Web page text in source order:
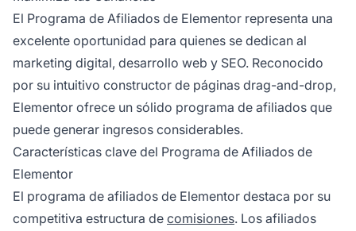
El Programa de Afiliados de Elementor representa una
excelente oportunidad para quienes se dedican al
marketing digital, desarrollo web y SEO. Reconocido
por su intuitivo constructor de páginas drag-and-drop,
Elementor ofrece un sólido programa de afiliados que
puede generar ingresos considerables.
Características clave del Programa de Afiliados de
Elementor
El programa de afiliados de Elementor destaca por su
competitiva estructura de comisiones. Los afiliados